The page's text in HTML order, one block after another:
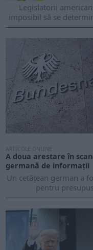
Legislatorii
imposibil să se
ARTICOLE ONLINE
A doua arestare în
germană de informații
Un cetățean german a
pentru